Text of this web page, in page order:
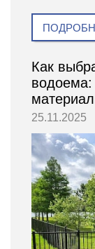
Как
водоема:
25.11.2025